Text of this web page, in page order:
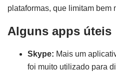
plataformas, que limitam bem
Alguns apps úteis
Skype: Mais um
foi muito utilizado para